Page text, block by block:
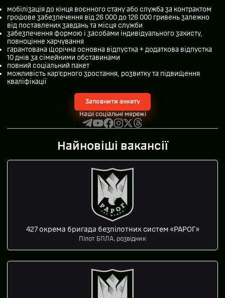
мобілізація до кінця воєнного стану або служба за контрактом
грошове забезпечення від 26 000 до 126 000 гривень залежно
від поставлених завдань та місця служби
забезпечення формою і засобами індивідуального захисту,
повноцінне харчування
гарантована щорічна основна відпустка + додаткова відпустка
10 днів за сімейними обставинами
повний соціальний пакет
можливість кар’єрного зростання, розвитку та підвищення
кваліфікації
Заповнити анкету
Наші соціальні мережі
Найновіші вакансії
427 окрема бригада безпілотних систем «РАРОГ»
Пілот БПЛА, розвідник